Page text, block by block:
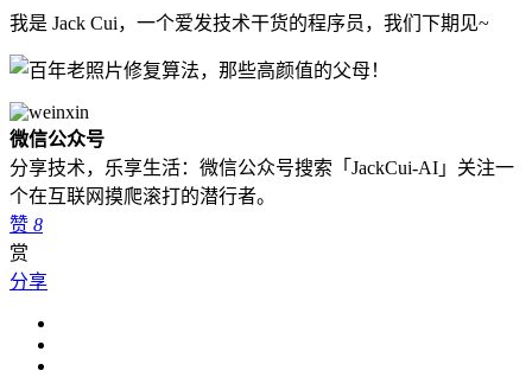
我是 Jack Cui，一个爱发技术干货的程序员，我们下期见~
微信公众号
分享技术，乐享生活：微信公众号搜索「JackCui-AI」关注一
个在互联网摸爬滚打的潜行者。
赞 8
赏
分享